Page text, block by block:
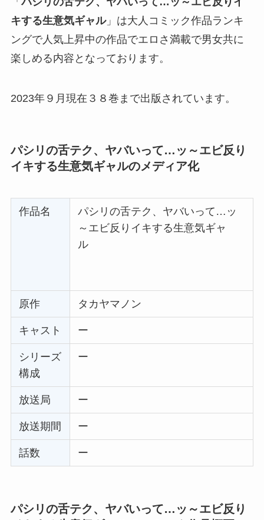
キする生意気ギャル」は大人コミック作品ランキ
ングで人気上昇中の作品でエロさ満載で男女共に
楽しめる内容となっております。
2023年９月現在３８巻まで出版されています。
パシリの舌テク、ヤバいって…ッ～エビ反り
イキする生意気ギャルのメディア化
作品名
パシリの舌テク、ヤバいって…ッ
～エビ反りイキする生意気ギャ
ル
原作 タカヤマノン
キャスト ー
シリーズ
構成
ー
放送局 ー
放送期間 ー
話数 ー
パシリの舌テク、ヤバいって…ッ～エビ反り